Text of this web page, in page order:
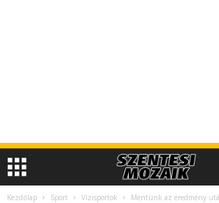
Kezdőlap Sport Vízisportok Mentünk az eredmény